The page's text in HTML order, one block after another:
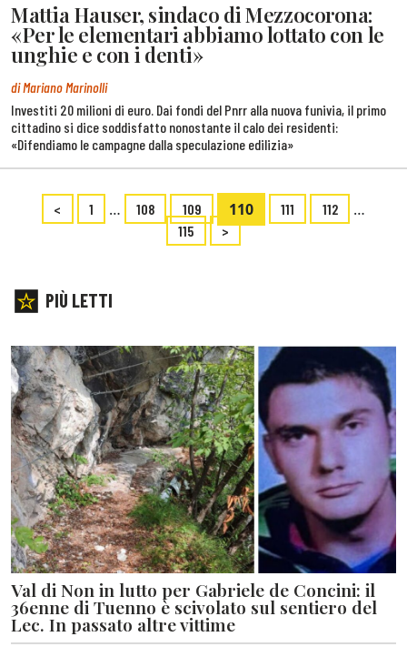
Mattia Hauser, sindaco di Mezzocorona:
«Per le elementari abbiamo lottato con le
unghie e con i denti»
di Mariano Marinolli
Investiti 20 milioni di euro. Dai fondi del Pnrr alla nuova funivia, il primo
cittadino si dice soddisfatto nonostante il calo dei residenti:
«Difendiamo le campagne dalla speculazione edilizia»
< 1 … 108 109 110 111 112 …
115 >
PIÙ LETTI
Val di Non in lutto per Gabriele de Concini: il
36enne di Tuenno è scivolato sul sentiero del
Lec. In passato altre vittime